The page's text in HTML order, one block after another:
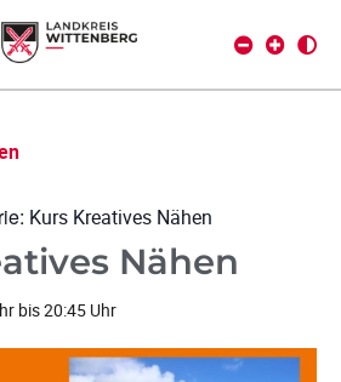
Kurs Kreatives Nähen
Nähen
bis20:45 Uhr